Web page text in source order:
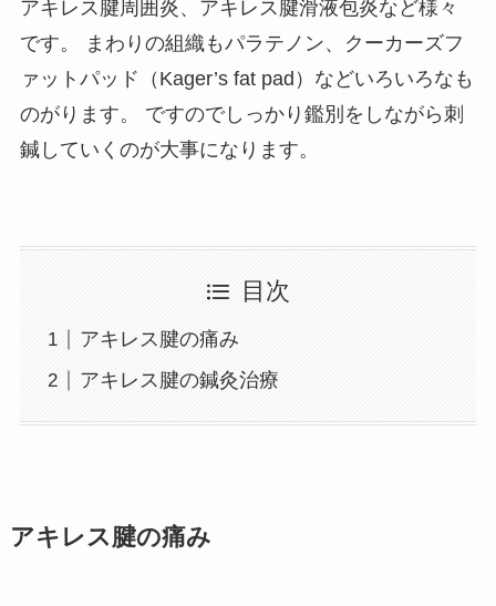
アキレス腱周囲炎、アキレス腱滑液包炎など様々
です。 まわりの組織もパラテノン、クーカーズフ
ァットパッド（Kager’s fat pad）などいろいろなも
のがります。 ですのでしっかり鑑別をしながら刺
鍼していくのが大事になります。
目次
アキレス腱の痛み
アキレス腱の鍼灸治療
アキレス腱の痛み